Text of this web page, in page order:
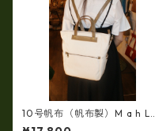
10号帆布（帆布製）M a h
革コンビ・リュック 7M2-11